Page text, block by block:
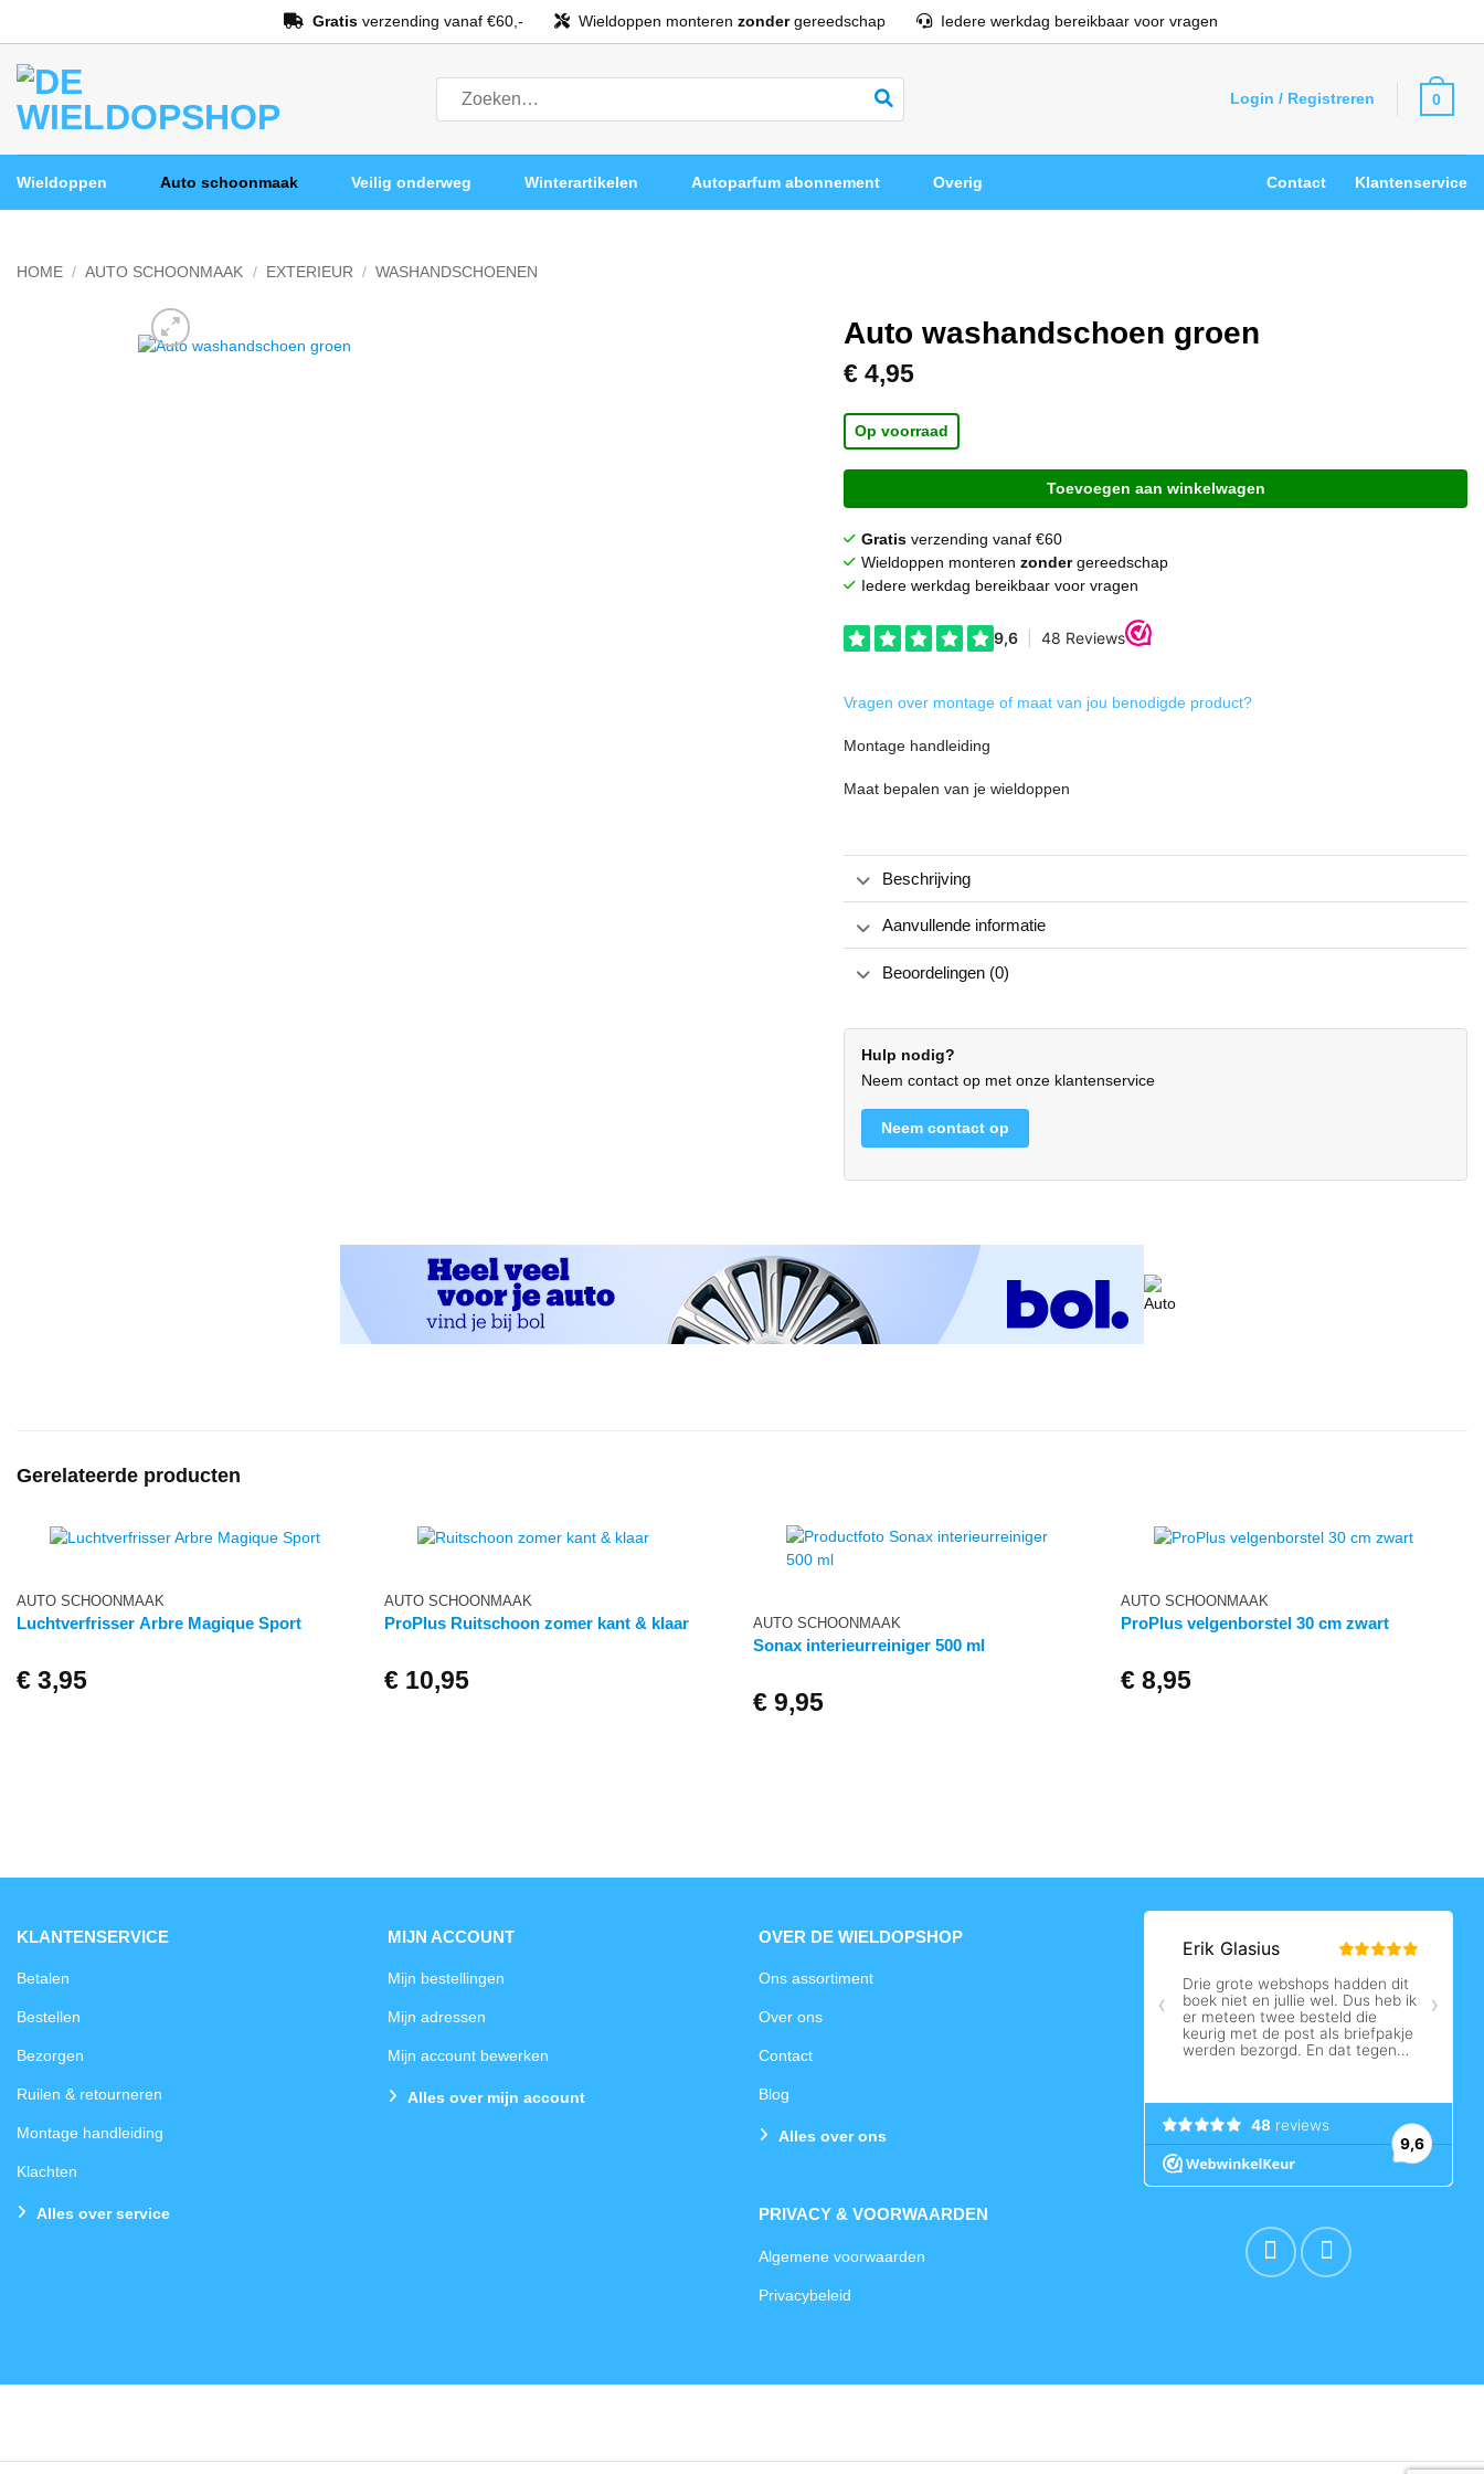
Gratis verzending vanaf €60,- Wieldoppen monteren zondergereedschap Iedere werkdag bereikbaar voor vragen
naar:
Login / Registreren 0
Wieldoppen Auto schoonmaak Veilig onderweg Winterartikelen Autoparfum abonnement Overig Contact Klantenservice
HOME / AUTO SCHOONMAAK / EXTERIEUR / WASHANDSCHOENEN
Auto washandschoen groen
€ 4,95
Op voorraad
Toevoegen aan winkelwagen
Gratis verzending vanaf €60
Wieldoppen monterenzondergereedschap
Iedere werkdag bereikbaar voor vragen
Vragen over montage of maat van jou benodigde product?
Montage handleiding
Maat bepalen van je wieldoppen
Beschrijving
Aanvullende informatie
Beoordelingen (0)
Hulp nodig?
Neem contact op met onze klantenservice
Neem contact op
Gerelateerde producten
AUTO SCHOONMAAK
Luchtverfrisser Arbre Magique Sport
€3,95
AUTO SCHOONMAAK
ProPlus Ruitschoon zomer kant & klaar
€ 10,95
AUTO SCHOONMAAK
Sonax interieurreiniger 500 ml
€9,95
AUTO SCHOONMAAK
ProPlus velgenborstel 30 cm zwart
€ 8,95
KLANTENSERVICE
Betalen
Bestellen
Bezorgen
Ruilen & retourneren
Montage handleiding
Klachten
Alles over service
MIJN ACCOUNT
Mijn bestellingen
Mijn adressen
Mijn account bewerken
Alles over mijn account
OVER DE WIELDOPSHOP
Ons assortiment
Over ons
Contact
Blog
Alles over ons
PRIVACY & VOORWAARDEN
Algemene voorwaarden
Privacybeleid